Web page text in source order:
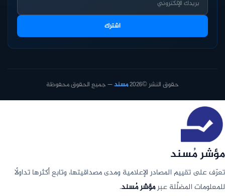
اشترك
حقوق النشر ©2026 مسند— جميع الحقوق محفوظة
مؤشر مُسند
تعرّف على تقييم المصادر الإعلامية ومدى مصداقيتها، وتابع أكثرها تداولًا
للمعلومات المضلِّلة عبرمؤشر مُسند.